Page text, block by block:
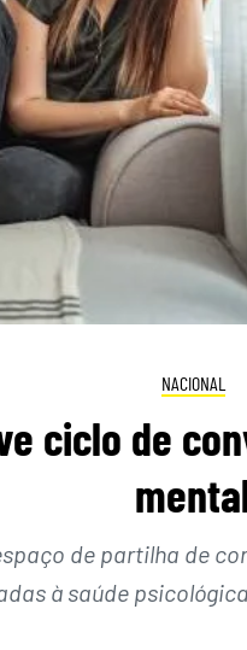
NACIONAL
ciclo de
de partilha de
à saúde